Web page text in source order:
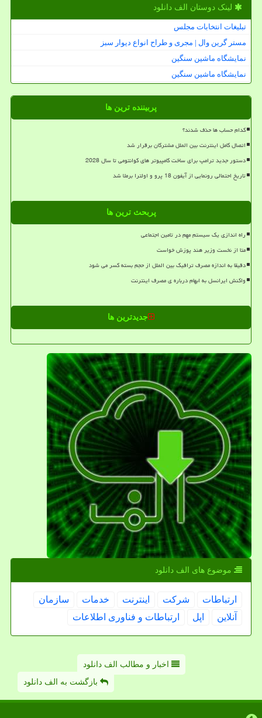
لینک دوستان الف دانلود
تبلیغات انتخابات مجلس
مستر گرین وال | مجری و طراح انواع دیوار سبز
نمایشگاه ماشین سنگین
نمایشگاه ماشین سنگین
پربیننده ترین ها
کدام حساب ها حذف شدند؟
اتصال کامل اینترنت بین الملل مشترکان برقرار شد
دستور جدید ترامپ برای ساخت کامپیوتر های کوانتومی تا سال 2028
تاریخ احتمالی رونمایی از آیفون 18 پرو و اولترا برملا شد
پربحث ترین ها
راه اندازی یک سیستم مهم در تامین اجتماعی
متا از نخست وزیر هند پوزش خواست
دقیقا به اندازه مصرف ترافیک بین الملل از حجم بسته کسر می شود
واکنش ایرانسل به ابهام درباره ی مصرف اینترنت
جدیدترین ها
موضوع های الف دانلود
ارتباطات شركت اینترنت خدمات
سازمان
آنلاین
اپل ارتباطات و فناوری اطلاعات
اخبار و مطالب الف دانلود
بازگشت به الف دانلود